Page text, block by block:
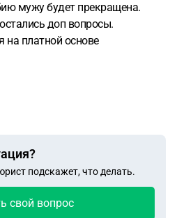
мужу будет прекращена.
доп вопросы.
на платной основе
подскажет, что делать.
свой вопрос